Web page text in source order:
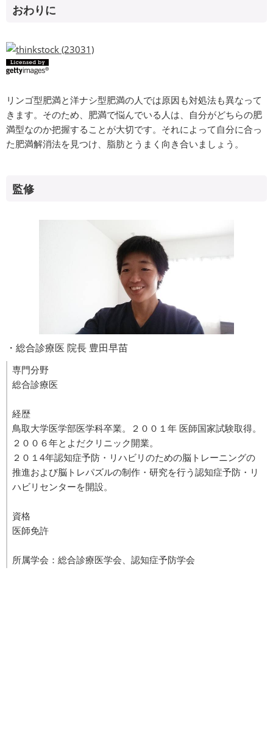
おわりに
リンゴ型肥満と洋ナシ型肥満の人では原因も対処法も異なって
きます。そのため、肥満で悩んでいる人は、自分がどちらの肥
満型なのか把握することが大切です。それによって自分に合っ
た肥満解消法を見つけ、脂肪とうまく向き合いましょう。
監修
・総合診療医 院長 豊田早苗
専門分野
総合診療医
経歴
鳥取大学医学部医学科卒業。２００１年 医師国家試験取得。
２００６年とよだクリニック開業。
２０１4年認知症予防・リハビリのための脳トレーニングの
推進および脳トレパズルの制作・研究を行う認知症予防・リ
ハビリセンターを開設。
資格
医師免許
所属学会：総合診療医学会、認知症予防学会